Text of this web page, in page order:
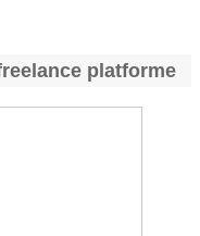
platforme